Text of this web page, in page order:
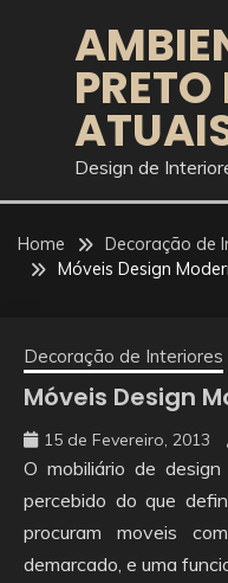
Design de
Home
Decoração de
Móveis Design
Decoração de Interiores
Móveis Design
15 de Fevereiro, 2013
O mobiliário de
percebido do que
procuram moveis
demarcado, e uma